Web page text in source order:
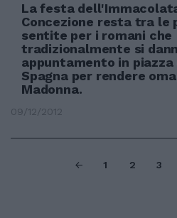
La festa
Concezione resta tra le
sentite per i romani che
tradizionalmente si
appuntamento in piazza
Spagna per rendere
Madonna.
09/12/2012
1 2 3